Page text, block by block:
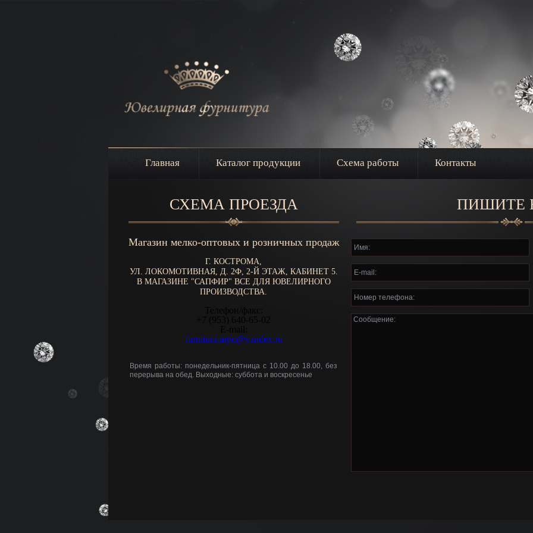
Главная Каталог продукции Схема работы Контакты
СХЕМА ПРОЕЗДА
Магазин мелко-оптовых и розничных продаж
Г. КОСТРОМА,
УЛ. ЛОКОМОТИВНАЯ, Д. 2Ф, 2-Й ЭТАЖ, КАБИНЕТ 5.
В МАГАЗИНЕ "САПФИР" ВСЕ ДЛЯ ЮВЕЛИРНОГО
ПРОИЗВОДСТВА.
furnitura.argo@yandex.ru
Время работы: понедельник-пятница с 10.00 до 18.00, без
перерыва на обед. Выходные: суббота и воскресенье
ПИШИТЕ